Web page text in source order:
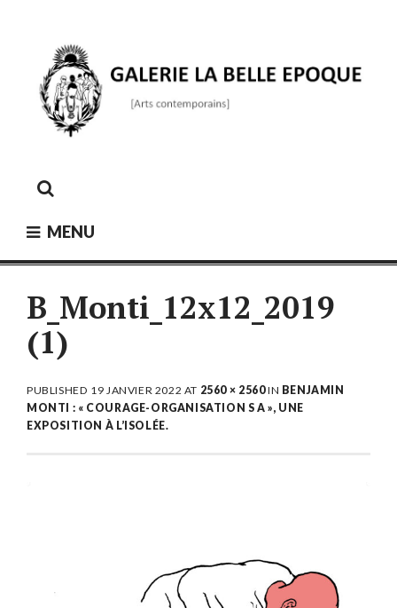
MENU
B_Monti_12x12_2019
(1)
PUBLISHED 19 JANVIER 2022 AT 2560 × 2560IN BENJAMIN
MONTI : « COURAGE-ORGANISATION S A », UNE
EXPOSITION À L’ISOLÉE.